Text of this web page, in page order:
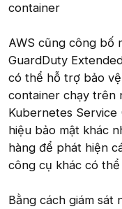
container
AWS cũng công bố
GuardDuty
có thể hỗ trợ bảo
container chạy trên
Kubernetes Service
hiệu bảo mật khác
hàng để phát hiện
công cụ khác có
Bằng cách giám sát